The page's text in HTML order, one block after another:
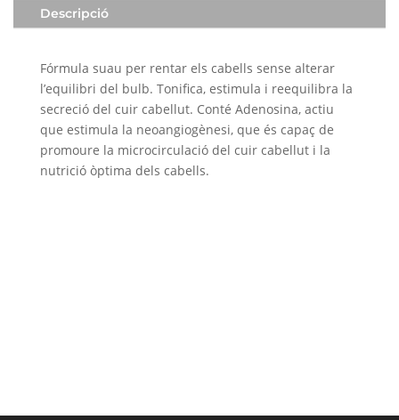
Descripció
Fórmula suau per rentar els cabells sense alterar
l’equilibri del bulb. Tonifica, estimula i reequilibra la
secreció del cuir cabellut. Conté Adenosina, actiu
que estimula la neoangiogènesi, que és capaç de
promoure la microcirculació del cuir cabellut i la
nutrició òptima dels cabells.